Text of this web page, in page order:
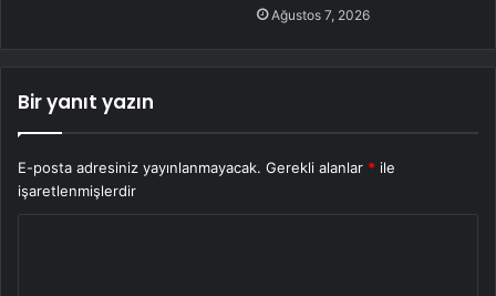
Ağustos 7, 2026
Bir yanıt yazın
E-posta adresiniz yayınlanmayacak. Gerekli alanlar * ile
işaretlenmişlerdir